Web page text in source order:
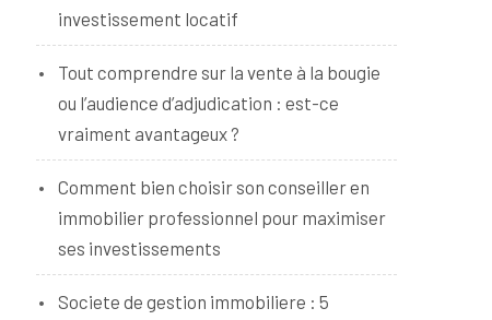
investissement locatif
Tout comprendre sur la vente à la bougie
ou l’audience d’adjudication : est-ce
vraiment avantageux ?
Comment bien choisir son conseiller en
immobilier professionnel pour maximiser
ses investissements
Societe de gestion immobiliere : 5